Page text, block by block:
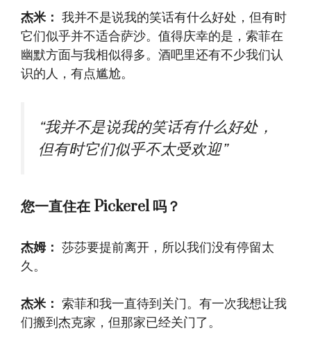
杰米： 我并不是说我的笑话有什么好处，但有时
它们似乎并不适合萨沙。值得庆幸的是，索菲在
幽默方面与我相似得多。酒吧里还有不少我们认
识的人，有点尴尬。
“我并不是说我的笑话有什么好处，
但有时它们似乎不太受欢迎”
您一直住在 Pickerel 吗？
杰姆： 莎莎要提前离开，所以我们没有停留太
久。
杰米： 索菲和我一直待到关门。有一次我想让我
们搬到杰克家，但那家已经关门了。